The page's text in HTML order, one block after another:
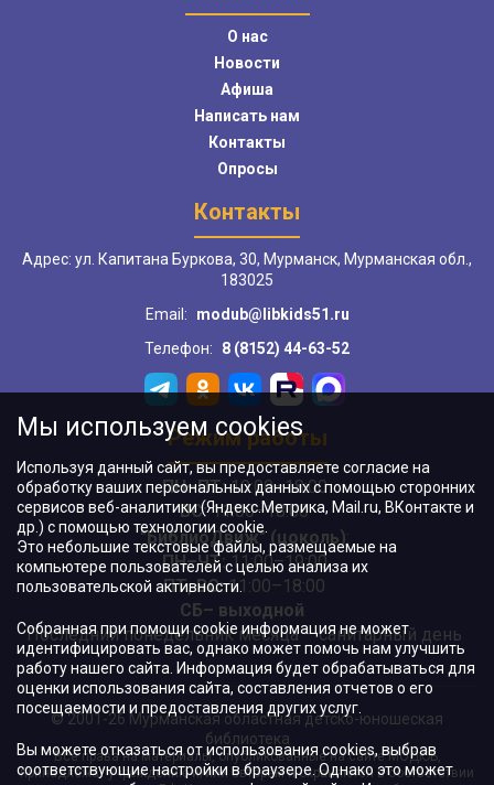
О нас
Новости
Афиша
Написать нам
Контакты
Опросы
Контакты
Адрес: ул. Капитана Буркова, 30, Мурманск, Мурманская обл.,
183025
Email:
modub@libkids51.ru
Телефон:
8 (8152) 44-63-52
Режим работы
ПН–ПТ:10:00–18:00
ВС:11:00–18:00
"БиблиоДвиж" (цоколь):
ПН–ЧТ:11:00–19:00
ПТ, ВС:11:00–18:00
СБ– выходной
Последний понедельник месяца – санитарный день
© 2001-26 Мурманская областная детско-юношеская
библиотека
Все права на материалы, опубликованные на сайте МОДЮБ,
принадлежат учреждению и/или авторам и охраняются в соответствии
Мы используем cookies
Используя данный сайт, вы предоставляете согласие на
обработку ваших персональных данных с помощью сторонних
сервисов веб-аналитики (Яндекс.Метрика, Mail.ru, ВКонтакте и
др.) с помощью технологии cookie.
Это небольшие текстовые файлы, размещаемые на
компьютере пользователей с целью анализа их
пользовательской активности.
Собранная при помощи cookie информация не может
идентифицировать вас, однако может помочь нам улучшить
работу нашего сайта. Информация будет обрабатываться для
оценки использования сайта, составления отчетов о его
посещаемости и предоставления других услуг.
Вы можете отказаться от использования cookies, выбрав
соответствующие настройки в браузере. Однако это может